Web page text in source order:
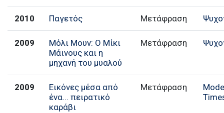
2010 Παγετός Μετάφραση
2009
Μόλι Μουν: Ο Μίκι
Μάινους και η
μηχανή του μυαλού
Μετάφραση
2009
Εικόνες μέσα από
ένα... πειρατικό
καράβι
Μετάφραση